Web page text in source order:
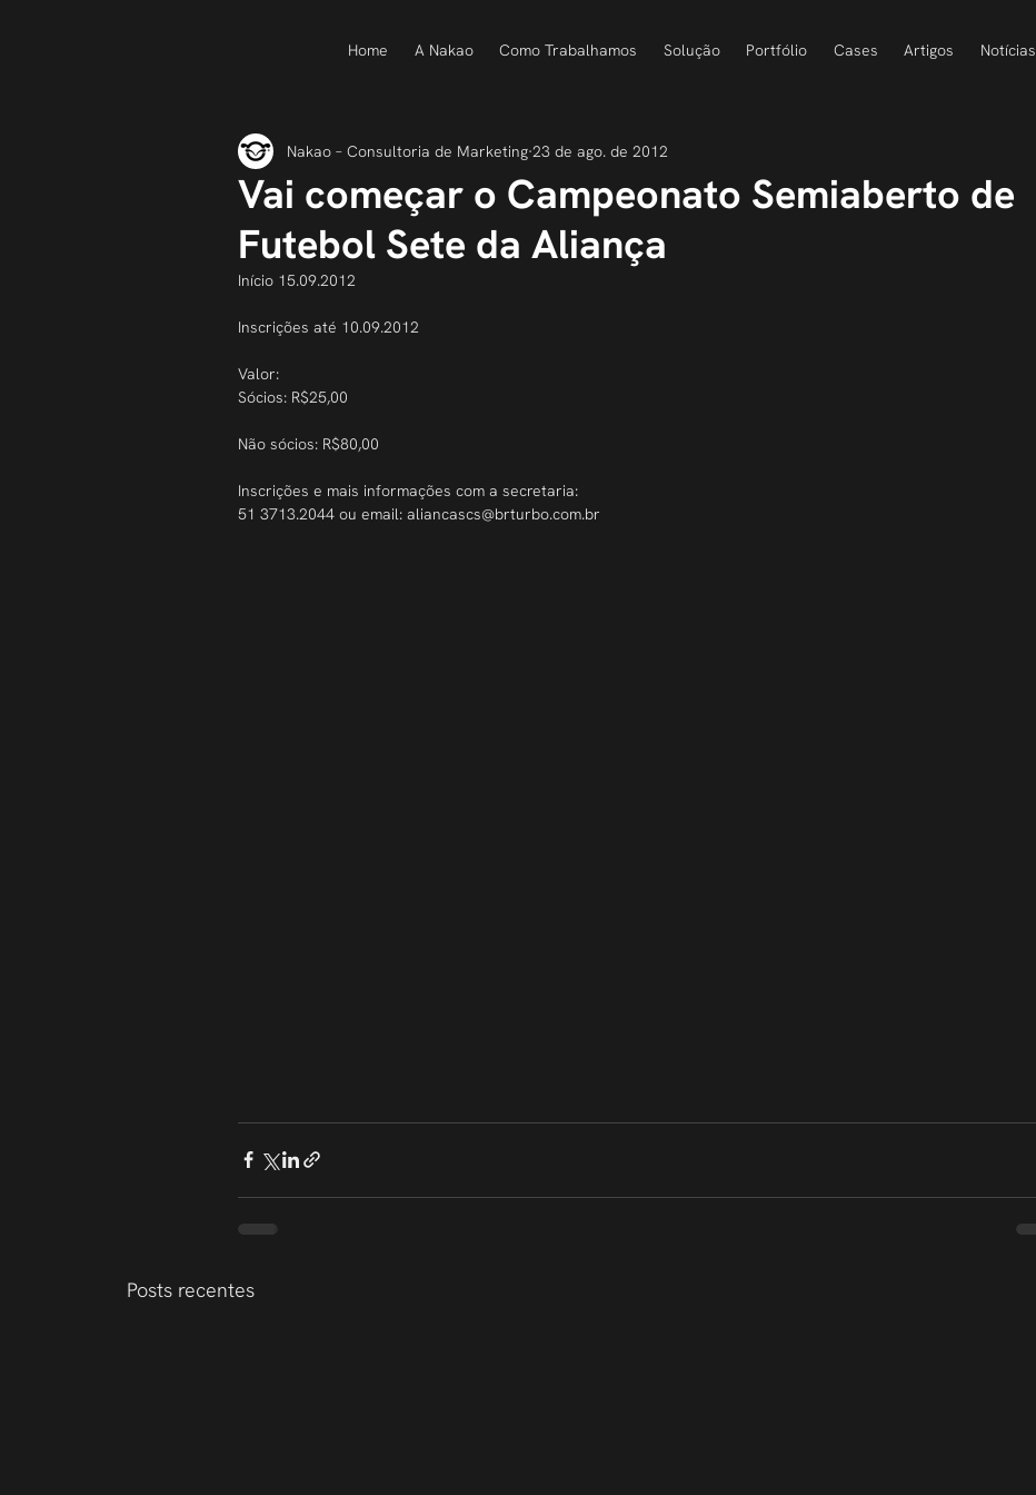
Home A Nakao Como Trabalhamos Solução Portfólio Cases Artigos Notícias
Vai começar o Campeonato Semiaberto de
Futebol Sete da Aliança
Nakao – Consultoria de Marketing 23 de ago. de 2012
Início 15.09.2012
Inscrições até 10.09.2012
Valor:
Sócios: R$25,00
Não sócios: R$80,00
Inscrições e mais informações com a secretaria:
51 3713.2044 ou email: aliancascs@brturbo.com.br
Posts recentes